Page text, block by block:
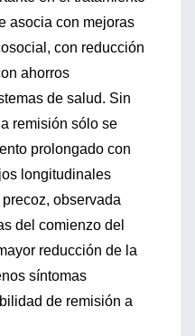
asocia con mejoras
con reducción
ahorros
de salud. Sin
remisión sólo se
prolongado con
longitudinales
observada
del comienzo del
reducción de la
síntomas
de remisión a